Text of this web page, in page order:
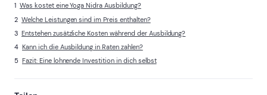
Was kostet eine Yoga Nidra Ausbildung?
Welche Leistungen sind im Preis enthalten?
Entstehen zusätzliche Kosten während der Ausbildung?
Kann ich die Ausbildung in Raten zahlen?
Fazit: Eine lohnende Investition in dich selbst